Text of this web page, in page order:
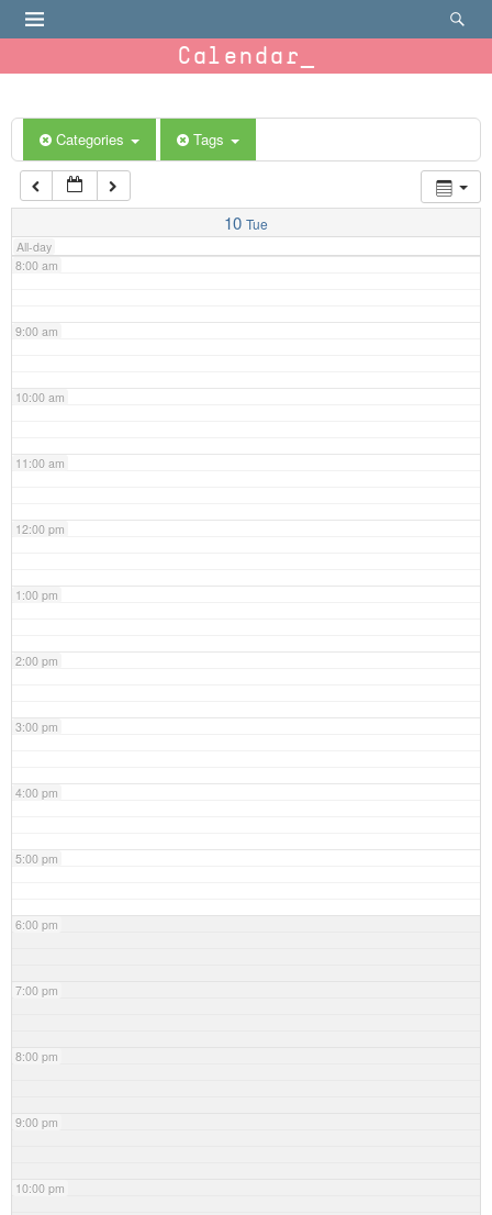
Calendar
Categories Tags
10 Tue
All-day
6:00 am
7:00 am
8:00 am
9:00 am
10:00 am
11:00 am
12:00 pm
1:00 pm
2:00 pm
3:00 pm
4:00 pm
5:00 pm
6:00 pm
7:00 pm
8:00 pm
9:00 pm
10:00 pm